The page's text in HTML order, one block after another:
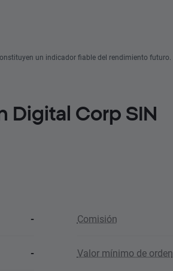
un indicador fiable del rendimiento futuro.
Digital Corp SIN
- Comisión
- Valor mínimo de orden